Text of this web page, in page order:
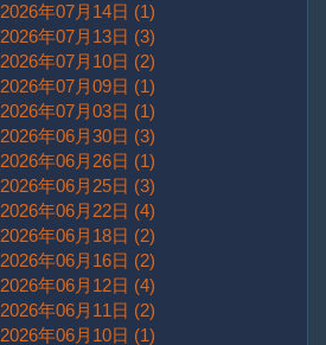
2026年07月14日 (1)
2026年07月13日 (3)
2026年07月10日 (2)
2026年07月09日 (1)
2026年07月03日 (1)
2026年06月30日 (3)
2026年06月26日 (1)
2026年06月25日 (3)
2026年06月22日 (4)
2026年06月18日 (2)
2026年06月16日 (2)
2026年06月12日 (4)
2026年06月11日 (2)
2026年06月10日 (1)